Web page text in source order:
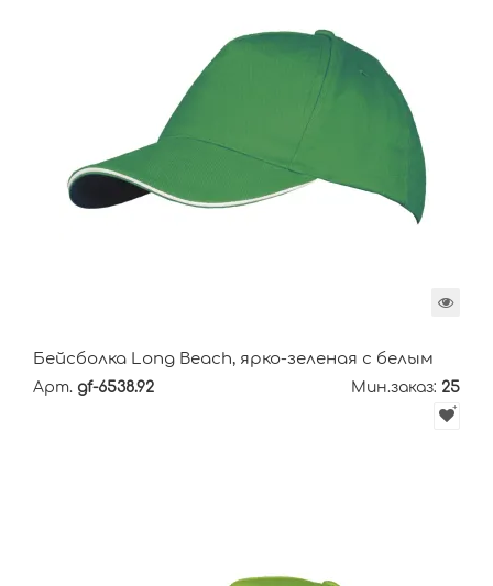
Бейсболка Long Beach, ярко-зеленая с белым
Арт. gf-6538.92 Мин.заказ: 25